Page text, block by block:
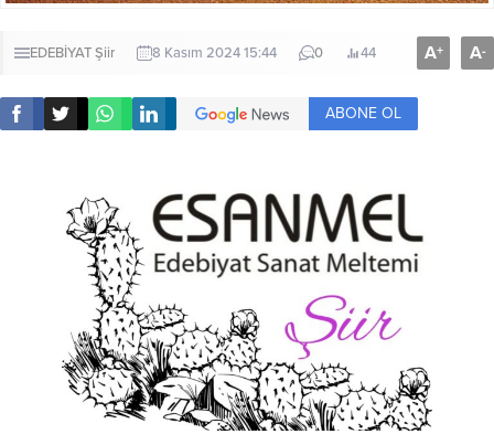
EDEBİYATŞiir 8 Kasım 2024 15:44 0 44 A+ A-
ABONE OL